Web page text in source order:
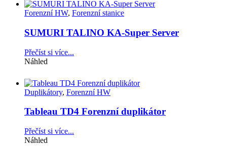
Forenzní HW, Forenzní stanice
SUMURI TALINO KA-Super Server
Přečíst si více...
Náhled
Duplikátory, Forenzní HW
Tableau TD4 Forenzní duplikátor
Přečíst si více...
Náhled